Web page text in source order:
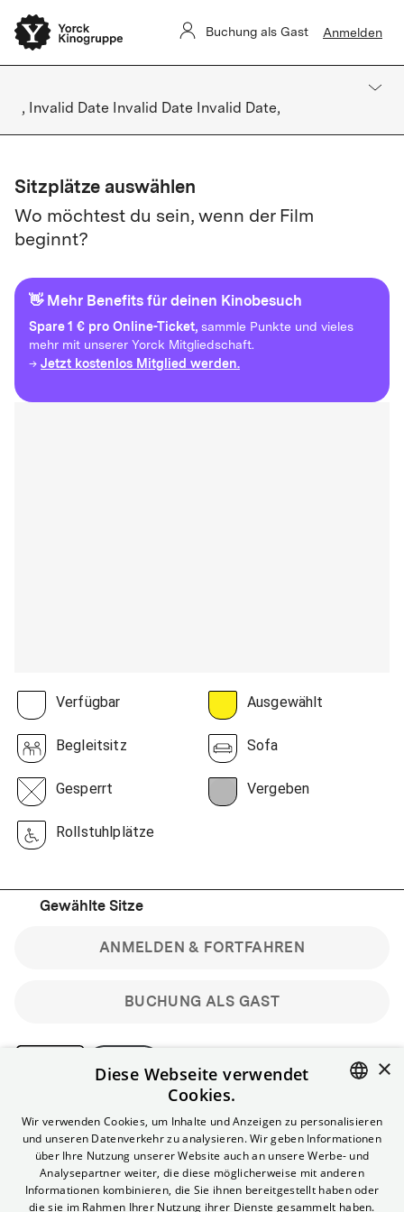
Buchung als Gast Anmelden
, Invalid Date Invalid Date Invalid Date,
Sitzplätze auswählen
Wo möchtest du sein, wenn der Film
beginnt?
👋 Mehr Benefits für deinen Kinobesuch
Spare1 € pro Online-Ticket, sammle Punkte und vieles
mehr mit unserer Yorck Mitgliedschaft.
→ Jetzt kostenlos Mitglied werden.
Verfügbar Ausgewählt
Begleitsitz Sofa
Gesperrt Vergeben
Rollstuhlplätze
Gewählte Sitze
BUCHUNG ALS GAST
ANMELDEN & FORTFAHREN
Bitte beachte: Gastbuchungen sind nicht stornierbar.
Registriere dich kostenlos für bis zu 90 min vor Filmbeginn
stornierbare Tickets für reguläre Vorstellungen.
Unlimited-Mitglied? Melde dich an, um deine Benefits
nutzen zu können.
ENGLISH
×
Diese Webseite verwendet
Cookies.
Wir verwenden Cookies, um Inhalte und Anzeigen zu personalisieren
und unseren Datenverkehr zu analysieren. Wir geben Informationen
über Ihre Nutzung unserer Website auch an unsere Werbe- und
Analysepartner weiter, die diese möglicherweise mit anderen
Informationen kombinieren, die Sie ihnen bereitgestellt haben oder
die sie im Rahmen Ihrer Nutzung ihrer Dienste gesammelt haben.